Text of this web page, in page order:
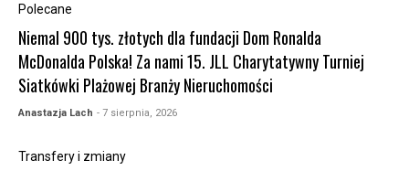
Polecane
Niemal 900 tys. złotych dla fundacji Dom Ronalda
McDonalda Polska! Za nami 15. JLL Charytatywny Turniej
Siatkówki Plażowej Branży Nieruchomości
Anastazja Lach - 7 sierpnia, 2026
Transfery i zmiany